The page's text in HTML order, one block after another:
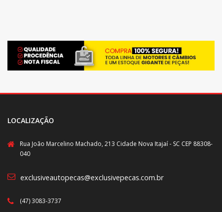
LOCALIZAÇÃO
Rua João Marcelino Machado, 213 Cidade Nova Itajaí - SC CEP 88308-
040
exclusiveautopecas@exclusivepecas.com.br
(47) 3083-3737